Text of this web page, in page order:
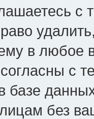
удалить,
в любое
с
базе
без